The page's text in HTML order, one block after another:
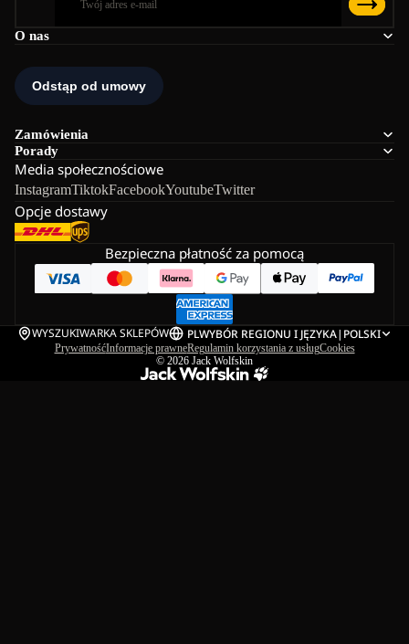
O nas
Zamówienia
Porady
Media społecznościowe
InstagramTiktokFacebookYoutubeTwitter
Opcje dostawy
Bezpieczna płatność za pomocą
WYSZUKIWARKA SKLEPÓW PLWYBÓR REGIONU I JĘZYKA| POLSKI
PrywatnośćInformacje prawneRegulamin korzystania z usługCookies
© 2026 Jack Wolfskin